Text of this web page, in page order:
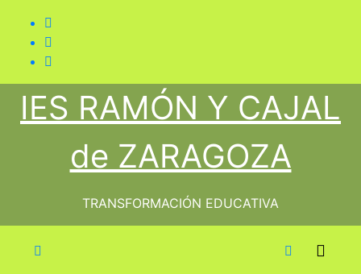
contenido
IES RAMÓN Y CAJAL
de ZARAGOZA
TRANSFORMACIÓN EDUCATIVA